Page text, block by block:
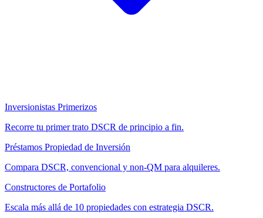
Inversionistas Primerizos
Recorre tu primer trato DSCR de principio a fin.
Préstamos Propiedad de Inversión
Compara DSCR, convencional y non-QM para alquileres.
Constructores de Portafolio
Escala más allá de 10 propiedades con estrategia DSCR.